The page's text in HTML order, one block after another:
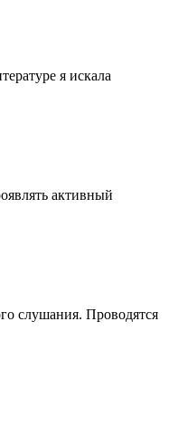
я искала
активный
слушания. Проводятся